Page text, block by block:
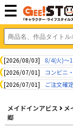
[2026/08/03]
8/4(火)～
[2026/07/01]
コンビニ
[2026/07/01]
ご注文確
メイドインアビス
メ
郷